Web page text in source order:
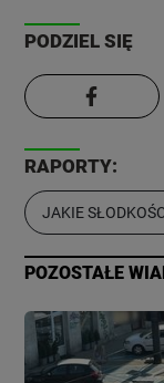
PODZIEL SIĘ
RAPORTY:
JAKIE
POZOSTAŁE